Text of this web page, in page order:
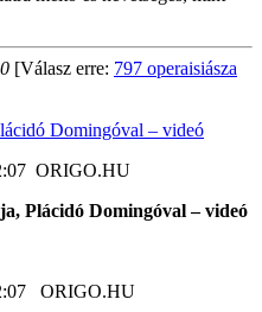
[Válasz erre: 797 operaisiásza
Domingóval – videó
ORIGO.HU
Plácidó Domingóval – videó
ORIGO.HU